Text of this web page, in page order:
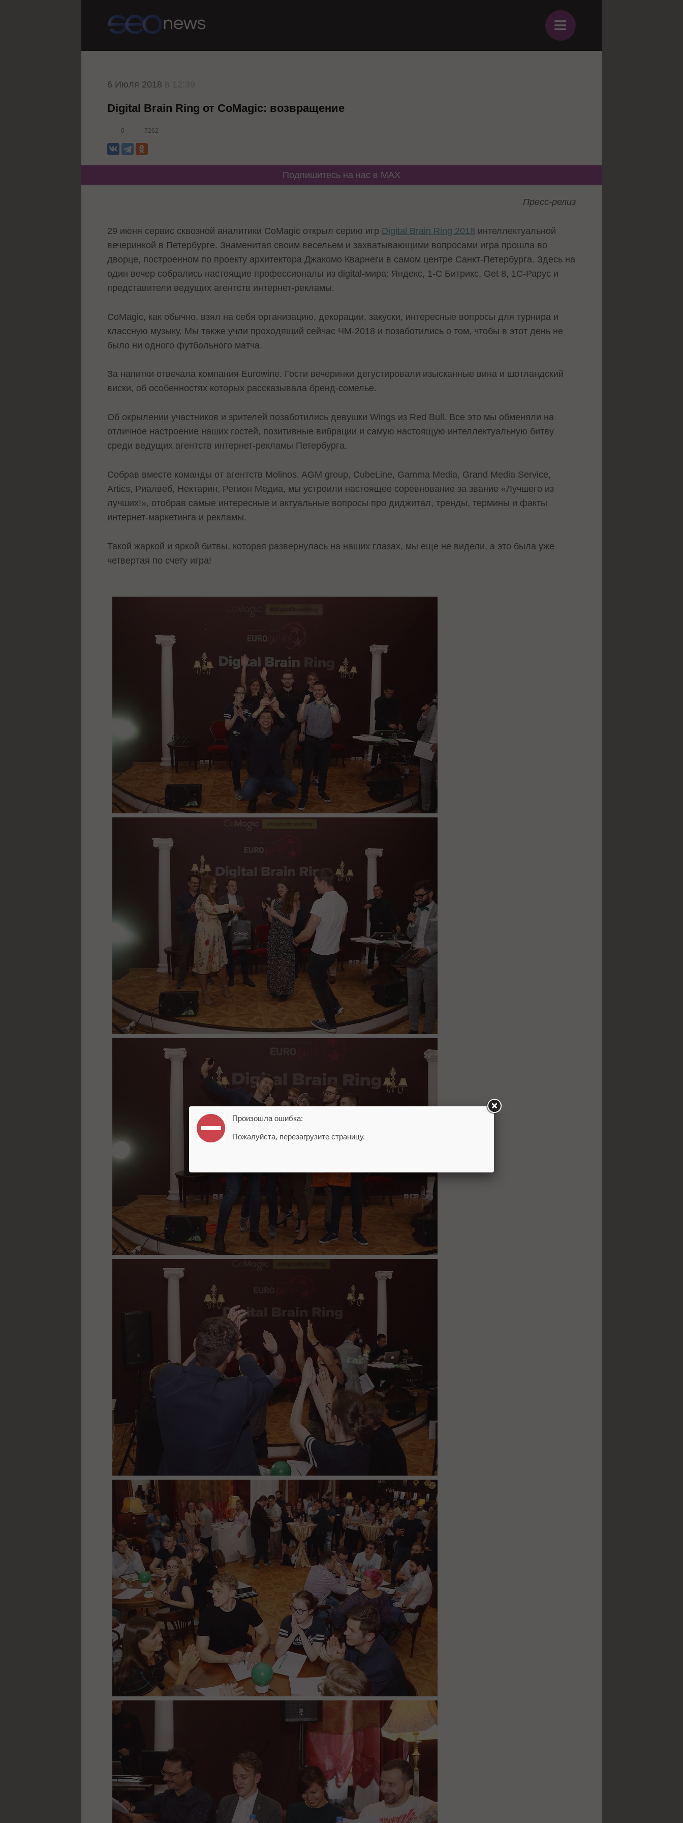
≡
6 Июля 2018
Digital Brain Ring от CoMagic: возвращение
0 7262
Подпишитесь на нас в MAX
Пресс-релиз
29 июня сервис сквозной аналитики CoMagic открыл серию игр Digital Brain Ring 2018 интеллектуальной
вечеринкой в Петербурге. Знаменитая своим весельем и захватывающими вопросами игра прошла во
дворце, построенном по проекту архитектора Джакомо Кварнеги в самом центре Санкт-Петербурга. Здесь на
один вечер собрались настоящие профессионалы из digital-мира: Яндекс, 1-С Битрикс, Get 8, 1С-Рарус и
представители ведущих агентств интернет-рекламы.
CoMagic, как обычно, взял на себя организацию, декорации, закуски, интересные вопросы для турнира и
классную музыку. Мы также учли проходящий сейчас ЧМ-2018 и позаботились о том, чтобы в этот день не
было ни одного футбольного матча.
За напитки отвечала компания Eurowine. Гости вечеринки дегустировали изысканные вина и шотландский
виски, об особенностях которых рассказывала бренд-сомелье.
Об окрылении участников и зрителей позаботились девушки Wings из Red Bull. Все это мы обменяли на
отличное настроение наших гостей, позитивные вибрации и самую настоящую интеллектуальную битву
среди ведущих агентств интернет-рекламы Петербурга.
Собрав вместе команды от агентств Molinos, AGM group, CubeLine, Gamma Media, Grand Media Service,
Artics, Риалвеб, Нектарин, Регион Медиа, мы устроили настоящее соревнование за звание «Лучшего из
лучших!», отобрав самые интересные и актуальные вопросы про диджитал, тренды, термины и факты
интернет-маркетинга и рекламы.
Такой жаркой и яркой битвы, которая развернулась на наших глазах, мы еще не видели, а это была уже
четвертая по счету игра!
Произошла ошибка:
Пожалуйста, перезагрузите страницу.